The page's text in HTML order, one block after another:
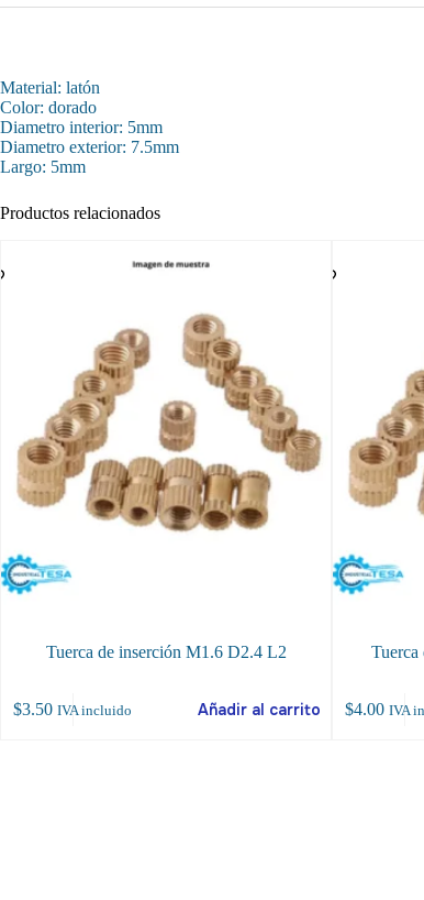
Material: latón
Color: dorado
Diametro interior: 5mm
Diametro exterior: 7.5mm
Largo: 5mm
Productos relacionados
Tuerca de inserción M1.6 D2.4 L2
$3.50 IVA incluido Añadir al carrito $4.00 IVA